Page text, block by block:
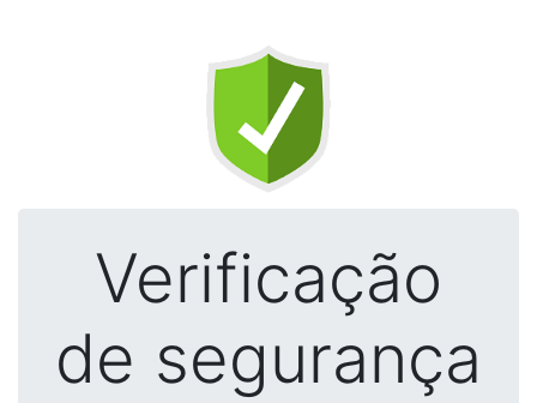
Verificação
de segurança